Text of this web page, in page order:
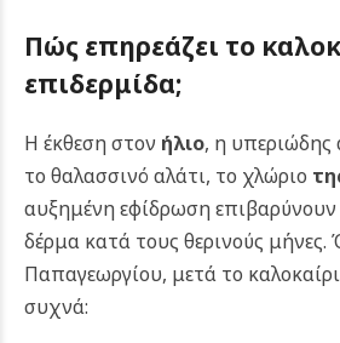
Πώς επηρεάζει το
επιδερμίδα;
Η έκθεση στον ήλιο, η υπεριώδης
το θαλασσινό αλάτι, το χλώριο
αυξημένη εφίδρωση
δέρμα κατά τους θερινούς μήνες.
Παπαγεωργίου, μετά το
συχνά: